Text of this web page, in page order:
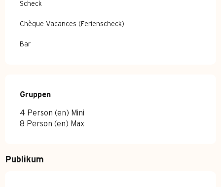
Scheck
Chèque Vacances (Ferienscheck)
Bar
Gruppen
Gruppen
4 Person (en) Mini
8 Person (en) Max
Publikum